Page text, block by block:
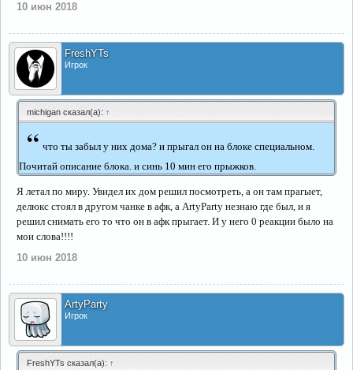
10 июн 2018
FreshYTs
Игрок
michigan сказал(а): ↑
“ что ты забыл у них дома? и прыгал он на блоке специальном.
Почитай описание блока. и синь 10 мин его прыжков.
Я летал по миру. Увидел их дом решил посмотреть, а он там прагыет,
делюкс стоял в другом чанке в афк, а ArtyParty незнаю где был, и я
решил снимать его то что он в афк прыгает. И у него 0 реакции было на
мои слова!!!!
10 июн 2018
ArtyParty
Игрок
FreshYTs сказал(а): ↑